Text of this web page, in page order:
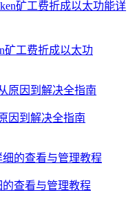
矿工费折成以太功
因到解决全指南
查看与管理教程